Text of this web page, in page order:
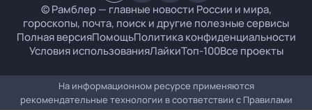
© Рамблер — главные новости России и мира,
гороскопы, почта, поиск и другие полезные сервисы
Полная версияПомощьПолитика конфиденциальности
Условия использованияЛайкиТоп-100Все проекты
На информационном ресурсе применяются
рекомендательные технологии в соответствии с Правилами